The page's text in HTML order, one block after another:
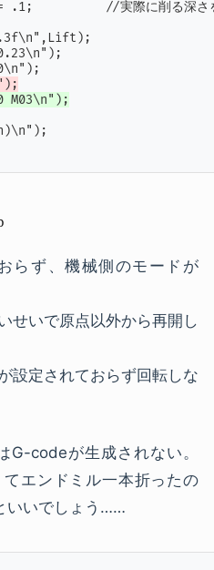
らず、機械側のモードが
せいで原点以外から再開し
設定されておらず回転しな
codeが生成されない。
エンドミル一本折ったの
いいでしょう……